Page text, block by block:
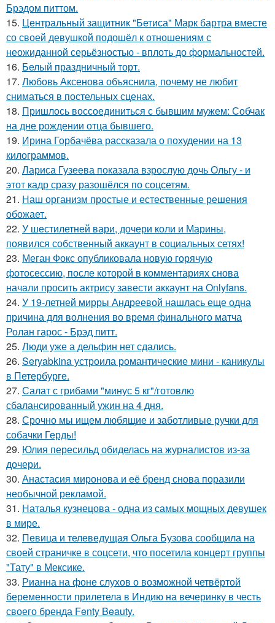
Брэдом питтом.
15. Центральный защитник "Бетиса" Марк бартра вместе
со своей девушкой подошёл к отношениям с
неожиданной серьёзностью - вплоть до формальностей.
16. Белый праздничный торт.
17. Любовь Аксенова объяснила, почему не любит
сниматься в постельных сценах.
18. Пришлось воссоединиться с бывшим мужем: Собчак
на дне рождении отца бывшего.
19. Ирина Горбачёва рассказала о похудении на 13
килограммов.
20. Лариса Гузеева показала взрослую дочь Ольгу - и
этот кадр сразу разошёлся по соцсетям.
21. Наш организм простые и естественные решения
обожает.
22. У шестилетней вари, дочери коли и Марины,
появился собственный аккаунт в социальных сетях!
23. Меган Фокс опубликовала новую горячую
фотосессию, после которой в комментариях снова
начали просить актрису завести аккаунт на Onlyfans.
24. У 19-летней мирры Андреевой нашлась еще одна
причина для волнения во время финального матча
Ролан гарос - Брэд питт.
25. Люди уже а дельфин нет сдались.
26. Seryabkina устроила романтические мини - каникулы
в Петербурге.
27. Салат с грибами "минус 5 кг"/готовлю
сбалансированный ужин на 4 дня.
28. Срочно мы ищем любящие и заботливые ручки для
собачки Герды!
29. Юлия пересильд обиделась на журналистов из-за
дочери.
30. Анастасия миронова и её бренд снова поразили
необычной рекламой.
31. Наталья кузнецова - одна из самых мощных девушек
в мире.
32. Певица и телеведущая Ольга Бузова сообщила на
своей страничке в соцсети, что посетила концерт группы
"Тату" в Мексике.
33. Рианна на фоне слухов о возможной четвёртой
беременности прилетела в Индию на вечеринку в честь
своего бренда Fenty Beauty.